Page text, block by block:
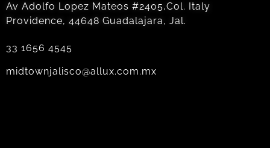
Av Adolfo Lopez Mateos #2405,Col. Italy
Providence, 44648 Guadalajara, Jal.
33 1656 4545
midtownjalisco@allux.com.mx